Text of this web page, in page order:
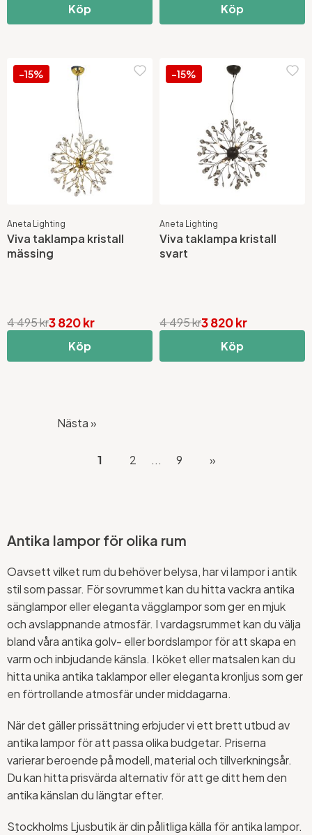
Köp
Köp
-15%
Aneta Lighting
Viva taklampa kristall
mässing
3 820 kr
4 495 kr
Köp
-15%
Aneta Lighting
Viva taklampa kristall
svart
3 820 kr
4 495 kr
Köp
Nästa »
1 2 ... 9 »
Antika lampor för olika rum
Oavsett vilket rum du behöver belysa, har vi lampor i antik
stil som passar. För sovrummet kan du hitta vackra antika
sänglampor eller eleganta vägglampor som ger en mjuk
och avslappnande atmosfär. I vardagsrummet kan du välja
bland våra antika golv- eller bordslampor för att skapa en
varm och inbjudande känsla. I köket eller matsalen kan du
hitta unika antika taklampor eller eleganta kronljus som ger
en förtrollande atmosfär under middagarna.
När det gäller prissättning erbjuder vi ett brett utbud av
antika lampor för att passa olika budgetar. Priserna
varierar beroende på modell, material och tillverkningsår.
Du kan hitta prisvärda alternativ för att ge ditt hem den
antika känslan du längtar efter.
Stockholms Ljusbutik är din pålitliga källa för antika lampor.